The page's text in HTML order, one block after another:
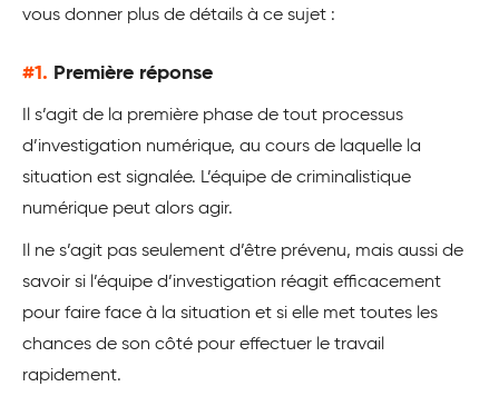
vous donner plus de détails à ce sujet :
#1. Première réponse
Il s’agit de la première phase de tout processus
d’investigation numérique, au cours de laquelle la
situation est signalée. L’équipe de criminalistique
numérique peut alors agir.
Il ne s’agit pas seulement d’être prévenu, mais aussi de
savoir si l’équipe d’investigation réagit efficacement
pour faire face à la situation et si elle met toutes les
chances de son côté pour effectuer le travail
rapidement.